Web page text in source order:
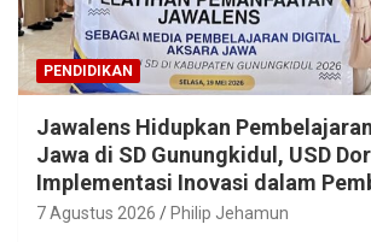
PENDIDIKAN
Jawalens Hidupkan
Jawa di SD Gunungkidul, USD
Implementasi Inovasi dalam
7 Agustus 2026 Philip Jehamun